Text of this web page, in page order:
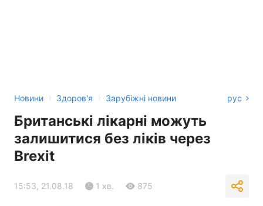
Новини › Здоров'я › Зарубіжні новини рус
Британські лікарні можуть
залишитися без ліків через
Brexit
15:53, 21.08.18 1 хв. 875